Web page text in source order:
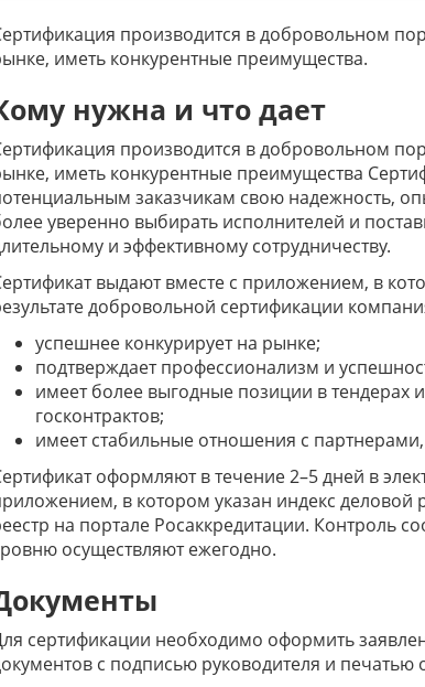
производится в добровольном
иметь конкурентные преимущества.
нужна и что дает
производится в добровольном
иметь конкурентные преимущества
заказчикам свою надежность,
уверенно выбирать исполнителей и
и эффективному сотрудничеству.
выдают вместе с приложением, в
добровольной сертификации
успешнее конкурирует на рынке;
подтверждает профессионализм и
имеет более выгодные позиции в тендерах
госконтрактов;
имеет стабильные отношения с
оформляют в течение 2–5 дней в
в котором указан индекс деловой
на портале Росаккредитации. Контроль
осуществляют ежегодно.
сертификации необходимо оформить
с подписью руководителя и печатью